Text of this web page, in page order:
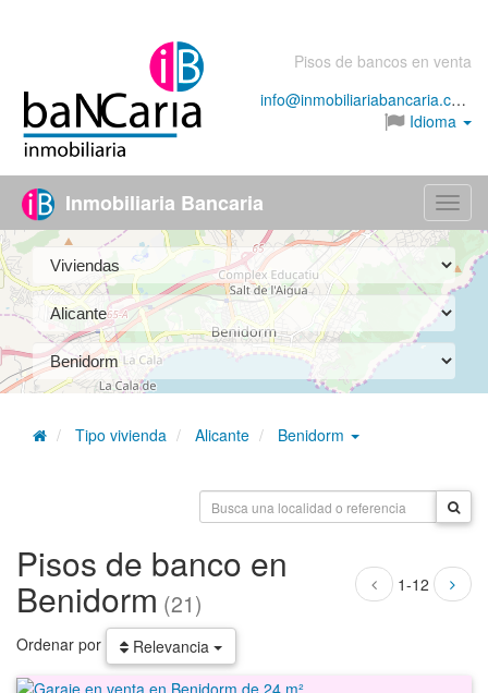
Pisos de bancos en venta
info@inmobiliariabancaria.com
Idioma
Menú
Inmobiliaria Bancaria
Tipo vivienda Alicante Benidorm
1-12
Pisos de banco en
Benidorm (21)
Ordenar por Relevancia